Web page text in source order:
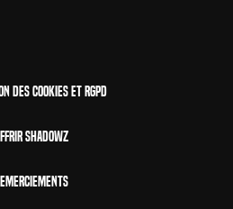
des cookies et RGPD
Shadowz